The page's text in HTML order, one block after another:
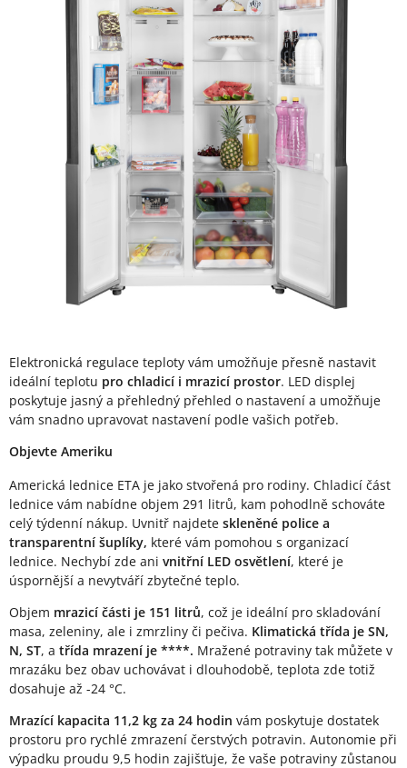
Elektronická regulace teploty vám umožňuje přesně nastavit
ideální teplotu pro chladicí i mrazicí prostor. LED displej
poskytuje jasný a přehledný přehled o nastavení a umožňuje
vám snadno upravovat nastavení podle vašich potřeb.
Objevte Ameriku
Americká lednice ETA je jako stvořená pro rodiny. Chladicí část
lednice vám nabídne objem 291 litrů, kam pohodlně schováte
celý týdenní nákup. Uvnitř najdete skleněné police a
transparentní šuplíky, které vám pomohou s organizací
lednice. Nechybí zde ani vnitřní LED osvětlení, které je
úspornější a nevytváří zbytečné teplo.
Objem mrazicí části je 151 litrů, což je ideální pro skladování
masa, zeleniny, ale i zmrzliny či pečiva. Klimatická třída je SN,
N, ST, a třída mrazení je ****. Mražené potraviny tak můžete v
mrazáku bez obav uchovávat i dlouhodobě, teplota zde totiž
dosahuje až -24 °C.
Mrazící kapacita 11,2 kg za 24 hodin vám poskytuje dostatek
prostoru pro rychlé zmrazení čerstvých potravin. Autonomie při
výpadku proudu 9,5 hodin zajišťuje, že vaše potraviny zůstanou